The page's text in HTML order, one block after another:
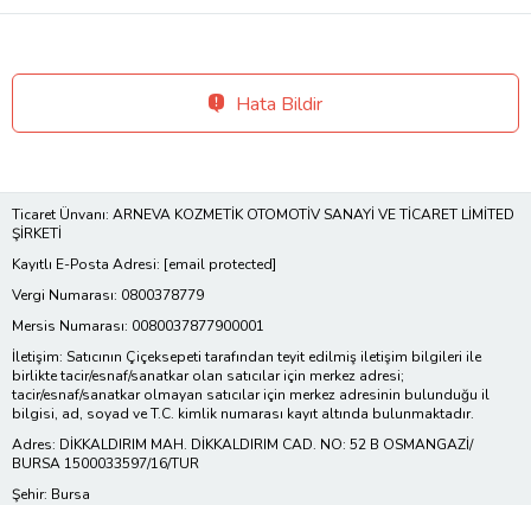
Hata Bildir
Ticaret Ünvanı: ARNEVA KOZMETİK OTOMOTİV SANAYİ VE TİCARET LİMİTED
ŞİRKETİ
Kayıtlı E-Posta Adresi: [email protected]
Vergi Numarası: 0800378779
Mersis Numarası: 0080037877900001
İletişim: Satıcının Çiçeksepeti tarafından teyit edilmiş iletişim bilgileri ile
birlikte tacir/esnaf/sanatkar olan satıcılar için merkez adresi;
tacir/esnaf/sanatkar olmayan satıcılar için merkez adresinin bulunduğu il
bilgisi, ad, soyad ve T.C. kimlik numarası kayıt altında bulunmaktadır.
Adres: DİKKALDIRIM MAH. DİKKALDIRIM CAD. NO: 52 B OSMANGAZİ/
BURSA 1500033597/16/TUR
Şehir: Bursa